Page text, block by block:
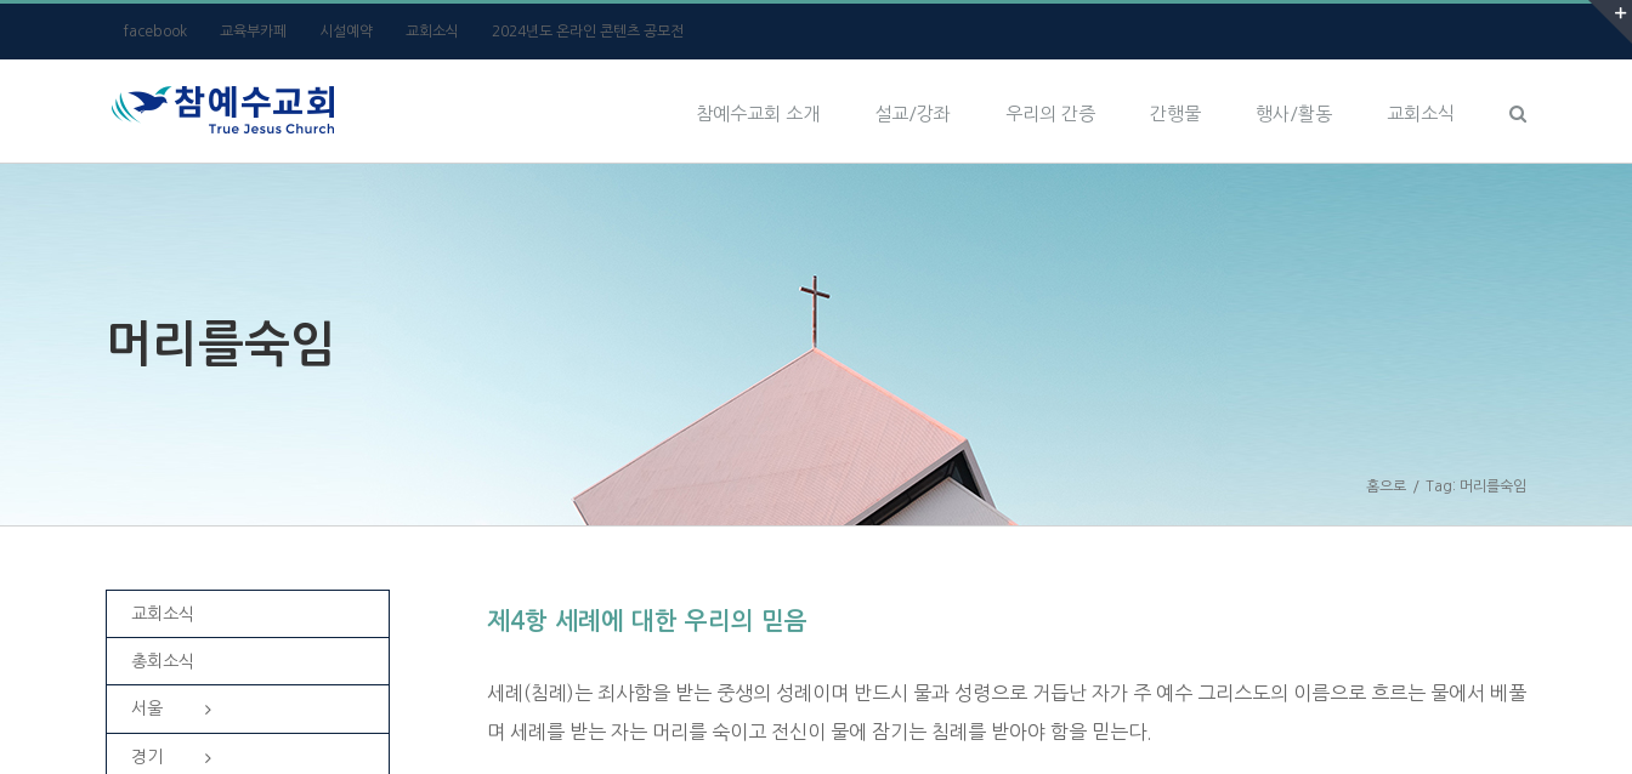
to
facebook 교육부카페 시설예약 교회소식 2024년도 온라인 콘텐츠 공모전
참예수교회 소개 설교/강좌 우리의 간증 간행물 행사/활동 교회소식
머리를숙임
홈으로 / Tag: 머리를숙임
제4항 세례에 대한 우리의 믿음
세례(침례)는 죄사함을 받는 중생의 성례이며 반드시 물과 성령으로 거듭난 자가 주 예수 그리스도의 이름으로 흐르는 물에서 베풀
며 세례를 받는 자는 머리를 숙이고 전신이 물에 잠기는 침례를 받아야 함을 믿는다.
교회소식
총회소식
서울
경기